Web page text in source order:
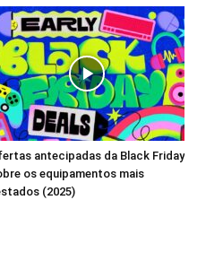
antecipadas da Black Friday
os equipamentos mais
(2025)